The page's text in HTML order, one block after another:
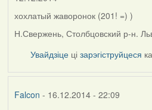
хохлатый жаворонок (201! =) )
Н.Свержень, Столбцовский р-н.
Увайдзіце цізарэгіструйцеся
Falcon - 16.12.2014 - 22:09